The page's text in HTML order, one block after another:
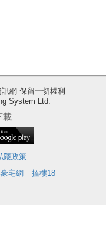
網 保留一切權利
System Ltd.
載
隱政策
宅網 搵樓18